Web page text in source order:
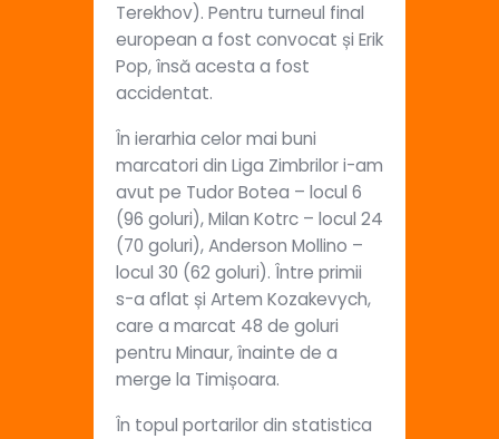
Terekhov). Pentru turneul final
european a fost convocat și Erik
Pop, însă acesta a fost
accidentat.
În ierarhia celor mai buni
marcatori din Liga Zimbrilor i-am
avut pe Tudor Botea – locul 6
(96 goluri), Milan Kotrc – locul 24
(70 goluri), Anderson Mollino –
locul 30 (62 goluri). Între primii
s-a aflat și Artem Kozakevych,
care a marcat 48 de goluri
pentru Minaur, înainte de a
merge la Timișoara.
În topul portarilor din statistica